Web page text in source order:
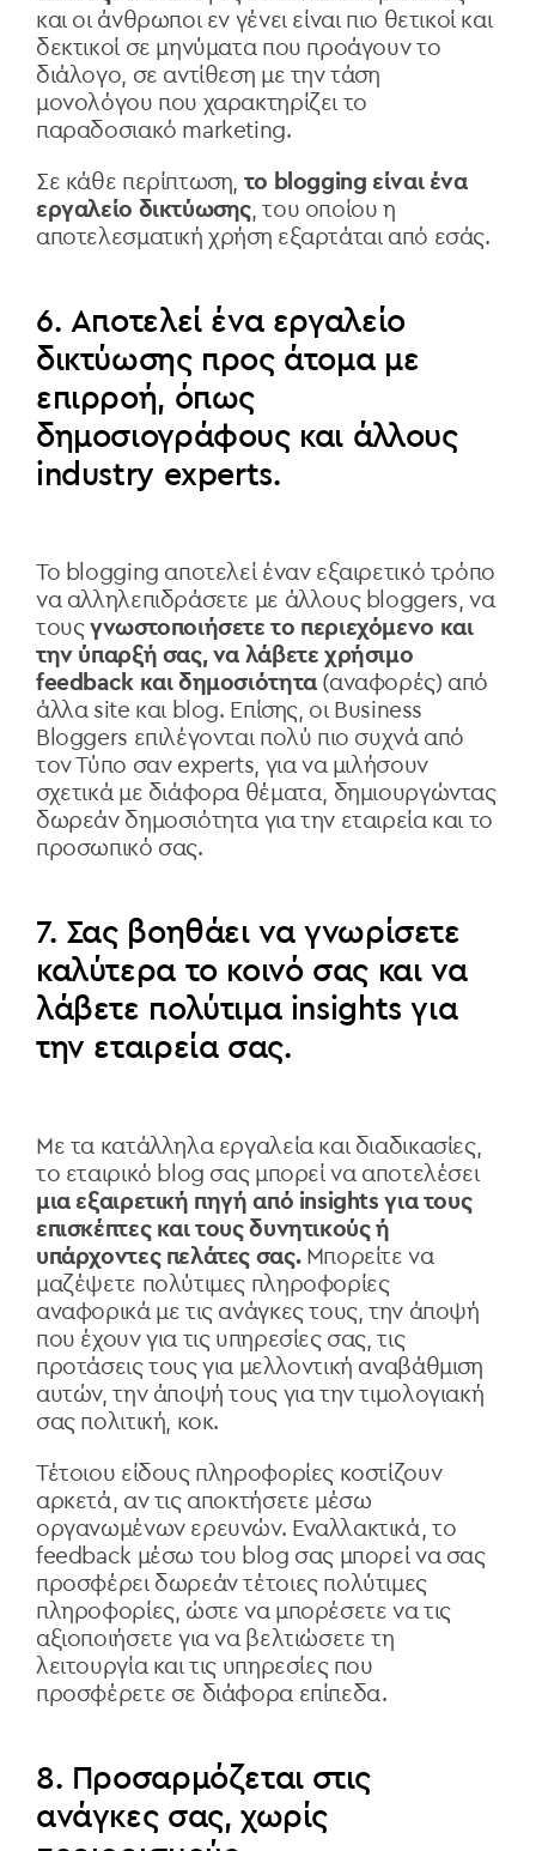
και οι άνθρωποι εν γένει είναι πιο θετικοί και
δεκτικοί σε μηνύματα που προάγουν το
διάλογο, σε αντίθεση με την τάση
μονολόγου που χαρακτηρίζει το
παραδοσιακό marketing.
Σε κάθε περίπτωση, το blogging είναι ένα
εργαλείο δικτύωσης, του οποίου η
αποτελεσματική χρήση εξαρτάται από εσάς.
6. Αποτελεί ένα εργαλείο
δικτύωσης προς άτομα με
επιρροή, όπως
δημοσιογράφους και άλλους
industry experts.
Το blogging αποτελεί έναν εξαιρετικό τρόπο
να αλληλεπιδράσετε με άλλους bloggers, να
τουςγνωστοποιήσετε το περιεχόμενο και
την ύπαρξή σας, να λάβετε χρήσιμο
feedback και δημοσιότητα(αναφορές) από
άλλα site και blog. Επίσης, οι Business
Bloggers επιλέγονται πολύ πιο συχνά από
τον Τύπο σαν experts, για να μιλήσουν
σχετικά με διάφορα θέματα, δημιουργώντας
δωρεάν δημοσιότητα για την εταιρεία και το
προσωπικό σας.
7. Σας βοηθάει να γνωρίσετε
καλύτερα το κοινό σας και να
λάβετε πολύτιμα insights για
την εταιρεία σας.
Με τα κατάλληλα εργαλεία και διαδικασίες,
το εταιρικό blog σας μπορεί να αποτελέσει
μια εξαιρετική πηγή από insights για τους
επισκέπτες και τους δυνητικούς ή
υπάρχοντες πελάτες σας.Μπορείτε να
μαζέψετε πολύτιμες πληροφορίες
αναφορικά με τις ανάγκες τους, την άποψή
που έχουν για τις υπηρεσίες σας, τις
προτάσεις τους για μελλοντική αναβάθμιση
αυτών, την άποψή τους για την τιμολογιακή
σας πολιτική, κοκ.
Τέτοιου είδους πληροφορίες κοστίζουν
αρκετά, αν τις αποκτήσετε μέσω
οργανωμένων ερευνών. Εναλλακτικά, το
feedback μέσω του blog σας μπορεί να σας
προσφέρει δωρεάν τέτοιες πολύτιμες
πληροφορίες, ώστε να μπορέσετε να τις
αξιοποιήσετε για να βελτιώσετε τη
λειτουργία και τις υπηρεσίες που
προσφέρετε σε διάφορα επίπεδα.
8. Προσαρμόζεται στις
ανάγκες σας, χωρίς